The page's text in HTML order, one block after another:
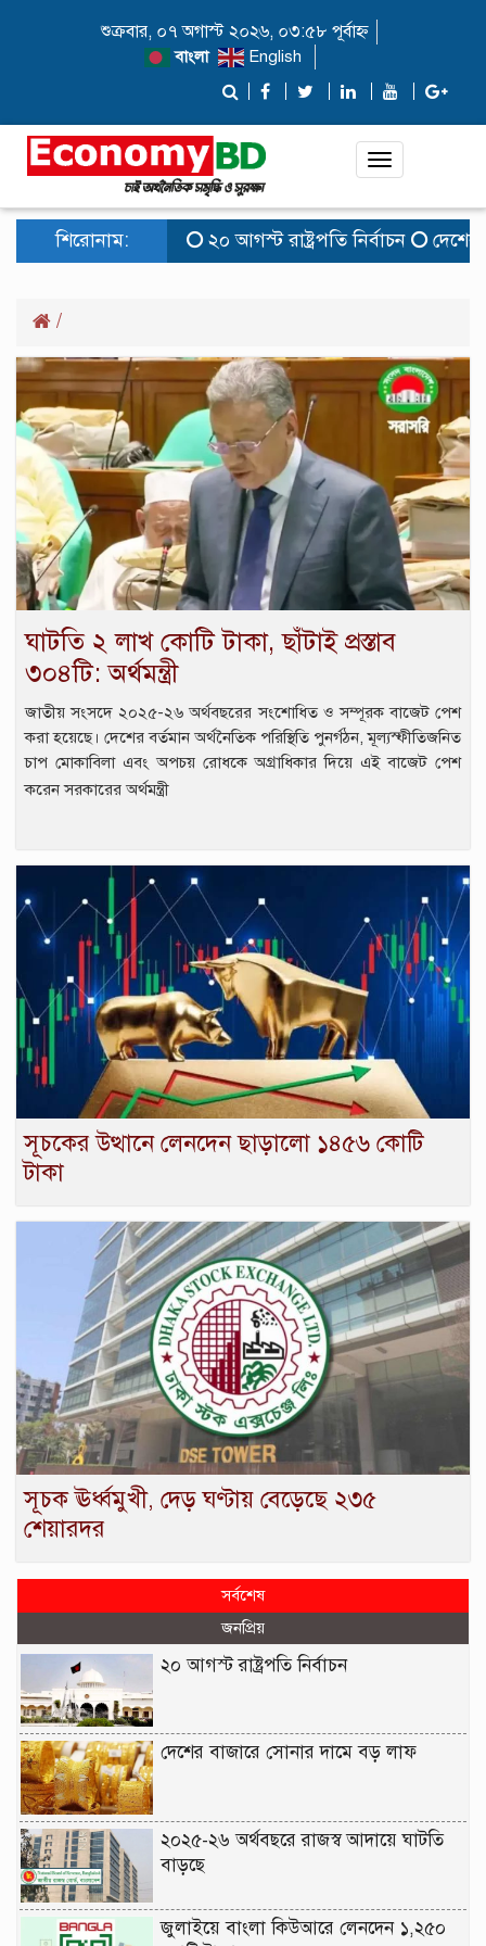
শুক্রবার, ০৭ অগাস্ট ২০২৬, ০৩:৫৮ পূর্বাহ্ন
বাংলা English
Toggle
শিরোনাম: ২০ আগস্ট রাষ্ট্রপতি নির্বাচন দেশের
/
ঘাটতি ২ লাখ কোটি টাকা, ছাঁটাই প্রস্তাব
৩০৪টি: অর্থমন্ত্রী
জাতীয় সংসদে ২০২৫-২৬ অর্থবছরের সংশোধিত ও সম্পূরক বাজেট পেশ
করা হয়েছে। দেশের বর্তমান অর্থনৈতিক পরিস্থিতি পুনর্গঠন, মূল্যস্ফীতিজনিত
চাপ মোকাবিলা এবং অপচয় রোধকে অগ্রাধিকার দিয়ে এই বাজেট পেশ
করেন সরকারের অর্থমন্ত্রী
সূচকের উত্থানে লেনদেন ছাড়ালো ১৪৫৬ কোটি
টাকা
সূচক ঊর্ধ্বমুখী, দেড় ঘণ্টায় বেড়েছে ২৩৫
শেয়ারদর
সর্বশেষ
জনপ্রিয়
২০ আগস্ট রাষ্ট্রপতি নির্বাচন
দেশের বাজারে সোনার দামে বড় লাফ
২০২৫-২৬ অর্থবছরে রাজস্ব আদায়ে ঘাটতি
বাড়ছে
জুলাইয়ে বাংলা কিউআরে লেনদেন ১,২৫০